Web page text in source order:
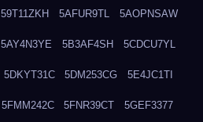
59T11ZKH 5AFUR9TL 5AOPNSAW
5AY4N3YE 5B3AF4SH 5CDCU7YL
5DKYT31C 5DM253CG 5E4JC1TI
5FMM242C 5FNR39CT 5GEF3377